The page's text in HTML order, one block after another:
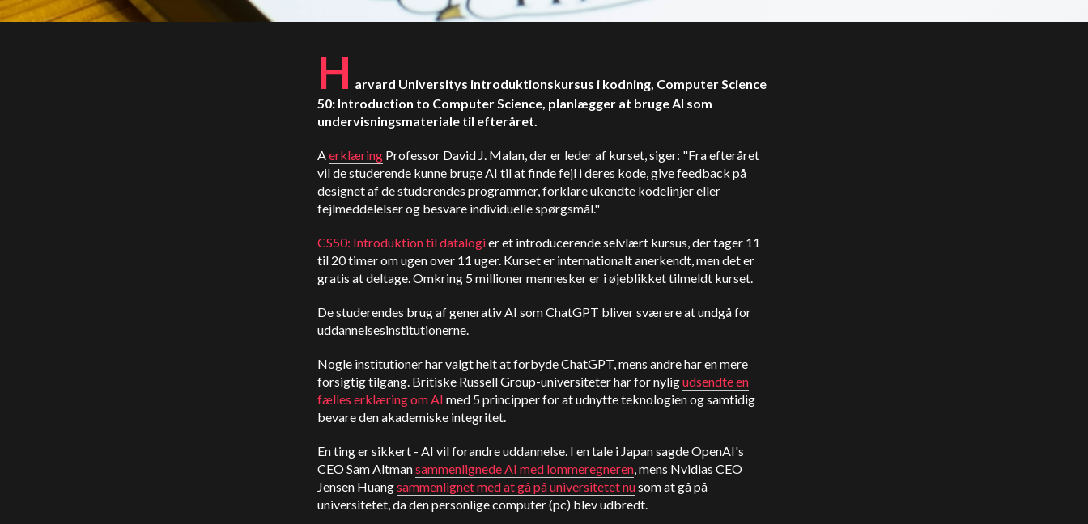
H arvard Universitys introduktionskursus i kodning, Computer Science
50: Introduction to Computer Science, planlægger at bruge AI som
undervisningsmateriale til efteråret.
Aerklæring Professor David J. Malan, der er leder af kurset, siger: "Fra efteråret
vil de studerende kunne bruge AI til at finde fejl i deres kode, give feedback på
designet af de studerendes programmer, forklare ukendte kodelinjer eller
fejlmeddelelser og besvare individuelle spørgsmål."
CS50: Introduktion til datalogier et introducerende selvlært kursus, der tager 11
til 20 timer om ugen over 11 uger. Kurset er internationalt anerkendt, men det er
gratis at deltage. Omkring 5 millioner mennesker er i øjeblikket tilmeldt kurset.
De studerendes brug af generativ AI som ChatGPT bliver sværere at undgå for
uddannelsesinstitutionerne.
Nogle institutioner har valgt helt at forbyde ChatGPT, mens andre har en mere
forsigtig tilgang. Britiske Russell Group-universiteter har for nyligudsendte en
fælles erklæring om AI med 5 principper for at udnytte teknologien og samtidig
bevare den akademiske integritet.
En ting er sikkert - AI vil forandre uddannelse. I en tale i Japan sagde OpenAI's
CEO Sam Altmansammenlignede AI med lommeregneren, mens Nvidias CEO
Jensen Huangsammenlignet med at gå på universitetet nusom at gå på
universitetet, da den personlige computer (pc) blev udbredt.